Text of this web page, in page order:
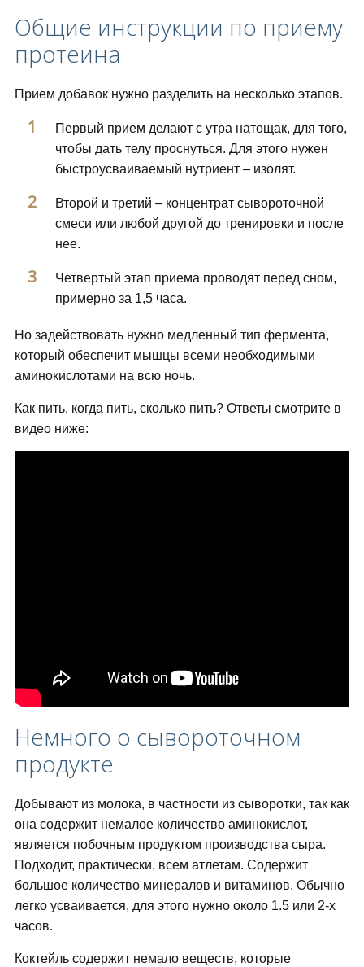
Общие инструкции по приему
протеина
Прием добавок нужно разделить на несколько этапов.
Первый прием делают с утра натощак, для того,
чтобы дать телу проснуться. Для этого нужен
быстроусваиваемый нутриент – изолят.
Второй и третий – концентрат сывороточной
смеси или любой другой до тренировки и после
нее.
Четвертый этап приема проводят перед сном,
примерно за 1,5 часа.
Но задействовать нужно медленный тип фермента,
который обеспечит мышцы всеми необходимыми
аминокислотами на всю ночь.
Как пить, когда пить, сколько пить? Ответы смотрите в
видео ниже:
Немного о сывороточном
продукте
Добывают из молока, в частности из сыворотки, так как
она содержит немалое количество аминокислот,
является побочным продуктом производства сыра.
Подходит, практически, всем атлетам. Содержит
большое количество минералов и витаминов. Обычно
легко усваивается, для этого нужно около 1.5 или 2-х
часов.
Коктейль содержит немало веществ, которые